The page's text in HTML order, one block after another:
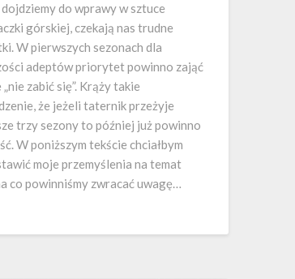
do wprawy w sztuce
górskiej, czekają nas trudne
W pierwszych sezonach dla
adeptów priorytet powinno zająć
zabić się”. Krąży takie
że jeżeli taternik przeżyje
trzy sezony to później już powinno
W poniższym tekście chciałbym
moje przemyślenia na temat
co powinniśmy zwracać uwagę…